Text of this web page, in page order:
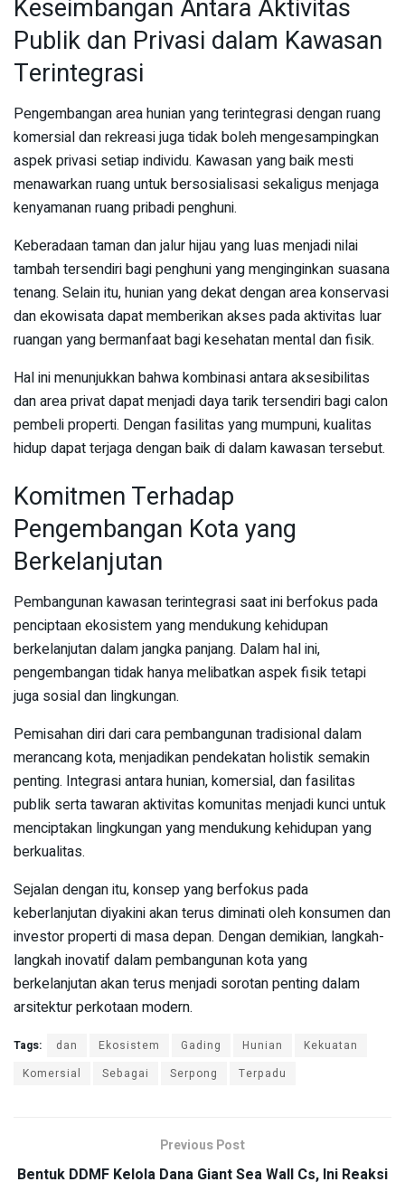
Keseimbangan Antara Aktivitas
Publik dan Privasi dalam Kawasan
Terintegrasi
Pengembangan area hunian yang terintegrasi dengan ruang
komersial dan rekreasi juga tidak boleh mengesampingkan
aspek privasi setiap individu. Kawasan yang baik mesti
menawarkan ruang untuk bersosialisasi sekaligus menjaga
kenyamanan ruang pribadi penghuni.
Keberadaan taman dan jalur hijau yang luas menjadi nilai
tambah tersendiri bagi penghuni yang menginginkan suasana
tenang. Selain itu, hunian yang dekat dengan area konservasi
dan ekowisata dapat memberikan akses pada aktivitas luar
ruangan yang bermanfaat bagi kesehatan mental dan fisik.
Hal ini menunjukkan bahwa kombinasi antara aksesibilitas
dan area privat dapat menjadi daya tarik tersendiri bagi calon
pembeli properti. Dengan fasilitas yang mumpuni, kualitas
hidup dapat terjaga dengan baik di dalam kawasan tersebut.
Komitmen Terhadap
Pengembangan Kota yang
Berkelanjutan
Pembangunan kawasan terintegrasi saat ini berfokus pada
penciptaan ekosistem yang mendukung kehidupan
berkelanjutan dalam jangka panjang. Dalam hal ini,
pengembangan tidak hanya melibatkan aspek fisik tetapi
juga sosial dan lingkungan.
Pemisahan diri dari cara pembangunan tradisional dalam
merancang kota, menjadikan pendekatan holistik semakin
penting. Integrasi antara hunian, komersial, dan fasilitas
publik serta tawaran aktivitas komunitas menjadi kunci untuk
menciptakan lingkungan yang mendukung kehidupan yang
berkualitas.
Sejalan dengan itu, konsep yang berfokus pada
keberlanjutan diyakini akan terus diminati oleh konsumen dan
investor properti di masa depan. Dengan demikian, langkah-
langkah inovatif dalam pembangunan kota yang
berkelanjutan akan terus menjadi sorotan penting dalam
arsitektur perkotaan modern.
Tags: dan Ekosistem Gading Hunian
Kekuatan
Komersial
Sebagai Serpong Terpadu
Previous Post
Bentuk DDMF Kelola Dana Giant Sea Wall Cs, Ini Reaksi